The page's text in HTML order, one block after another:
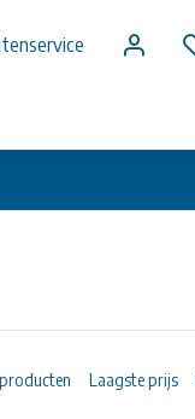
Laagste prijs